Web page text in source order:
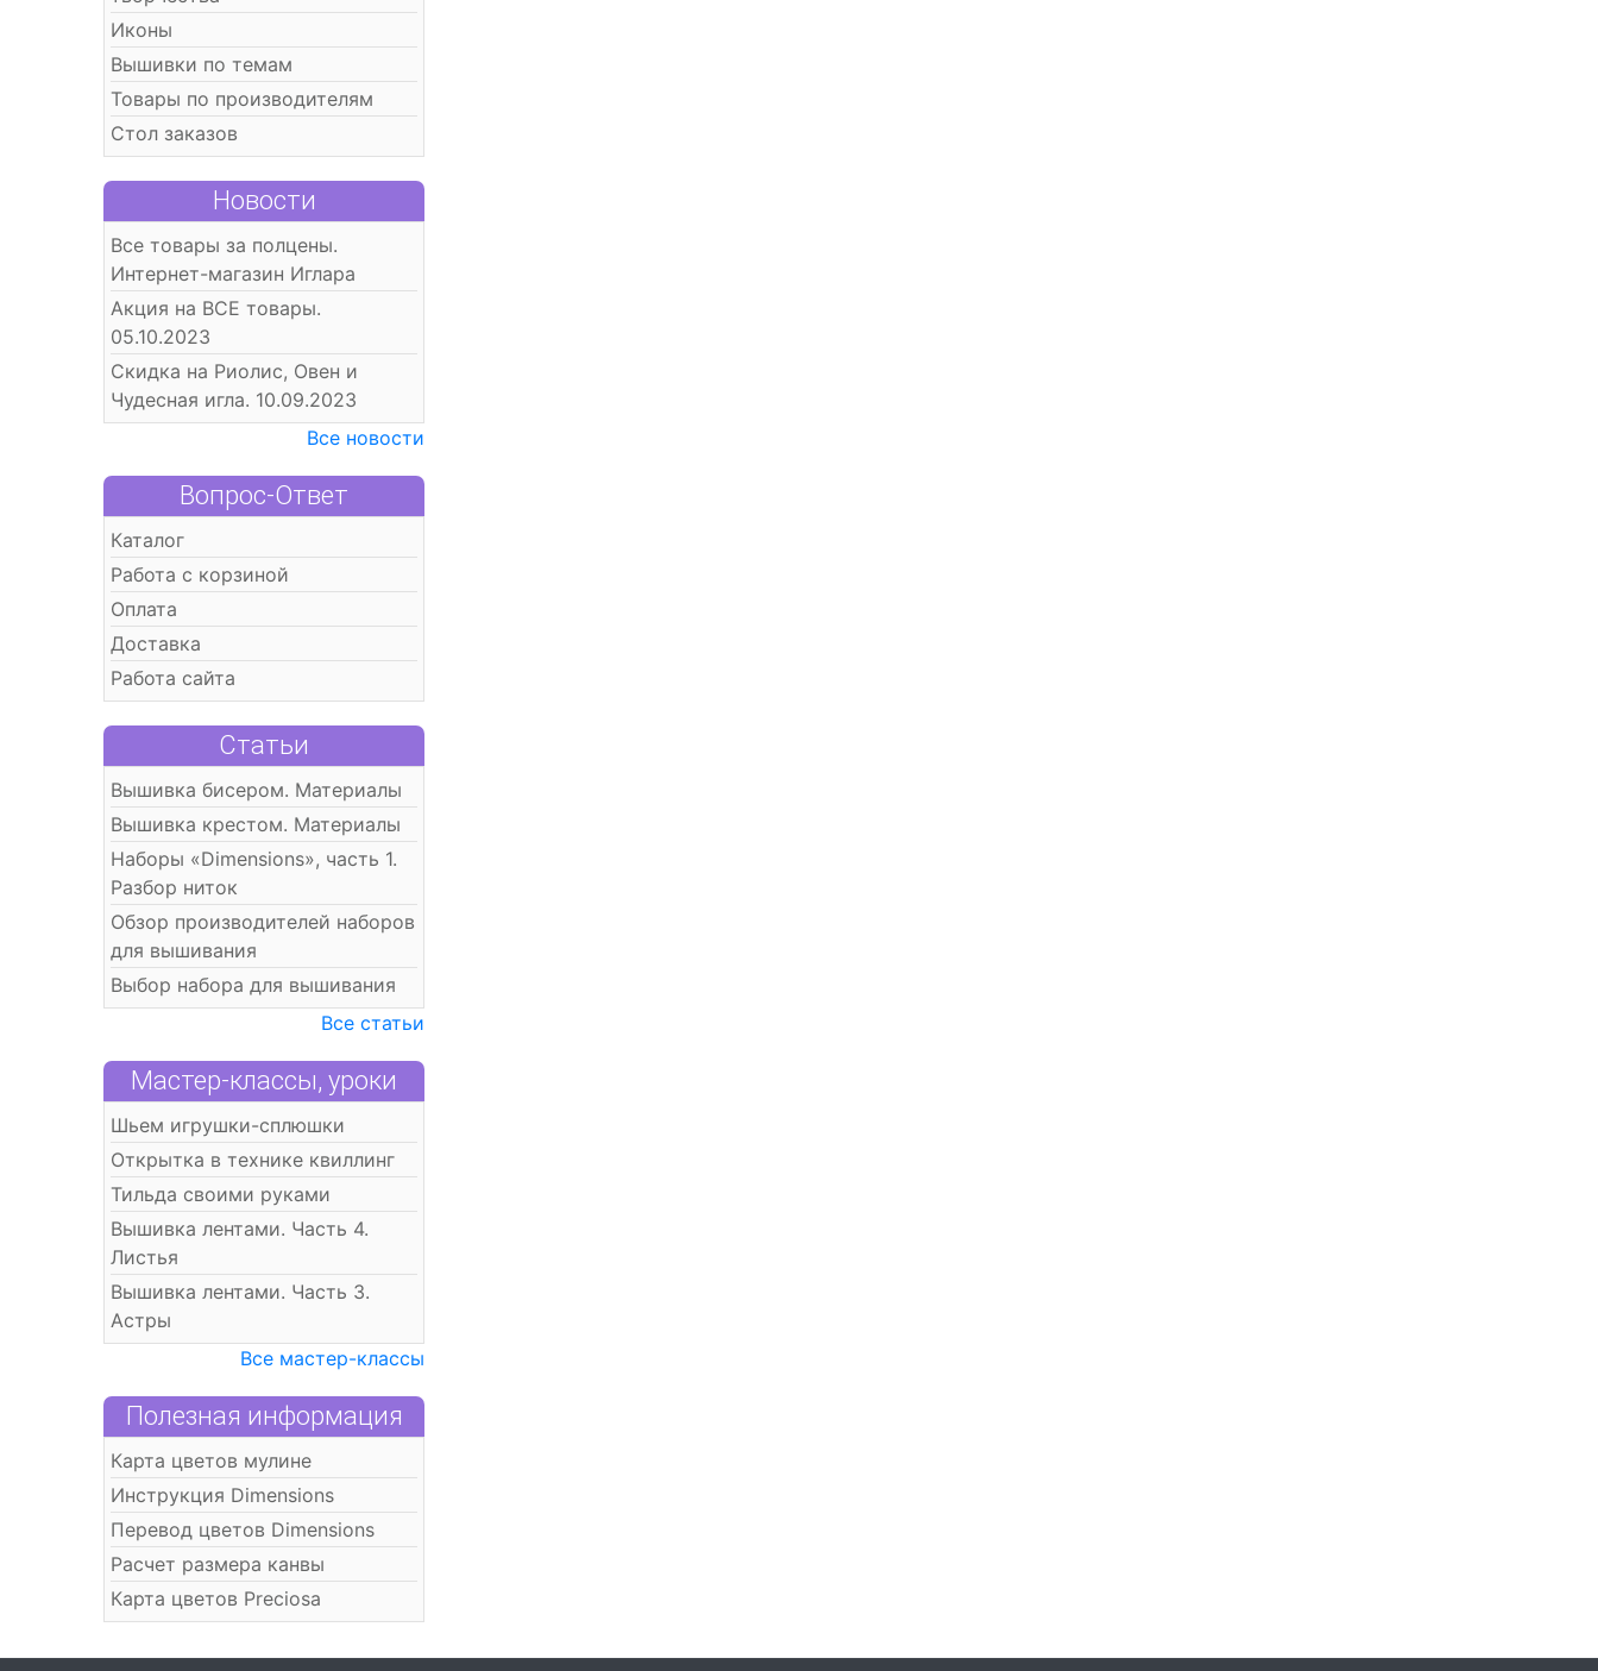
Иконы
Вышивки по темам
Товары по производителям
Стол заказов
Новости
Все товары за полцены.
Интернет-магазин Иглара
Акция на ВСЕ товары.
05.10.2023
Скидка на Риолис, Овен и
Чудесная игла. 10.09.2023
Все новости
Вопрос-Ответ
Каталог
Работа с корзиной
Оплата
Доставка
Работа сайта
Статьи
Вышивка бисером. Материалы
Вышивка крестом. Материалы
Наборы «Dimensions», часть 1.
Разбор ниток
Обзор производителей наборов
для вышивания
Выбор набора для вышивания
Все статьи
Мастер-классы, уроки
Шьем игрушки-сплюшки
Открытка в технике квиллинг
Тильда своими руками
Вышивка лентами. Часть 4.
Листья
Вышивка лентами. Часть 3.
Астры
Все мастер-классы
Полезная информация
Карта цветов мулине
Инструкция Dimensions
Перевод цветов Dimensions
Расчет размера канвы
Карта цветов Preciosa